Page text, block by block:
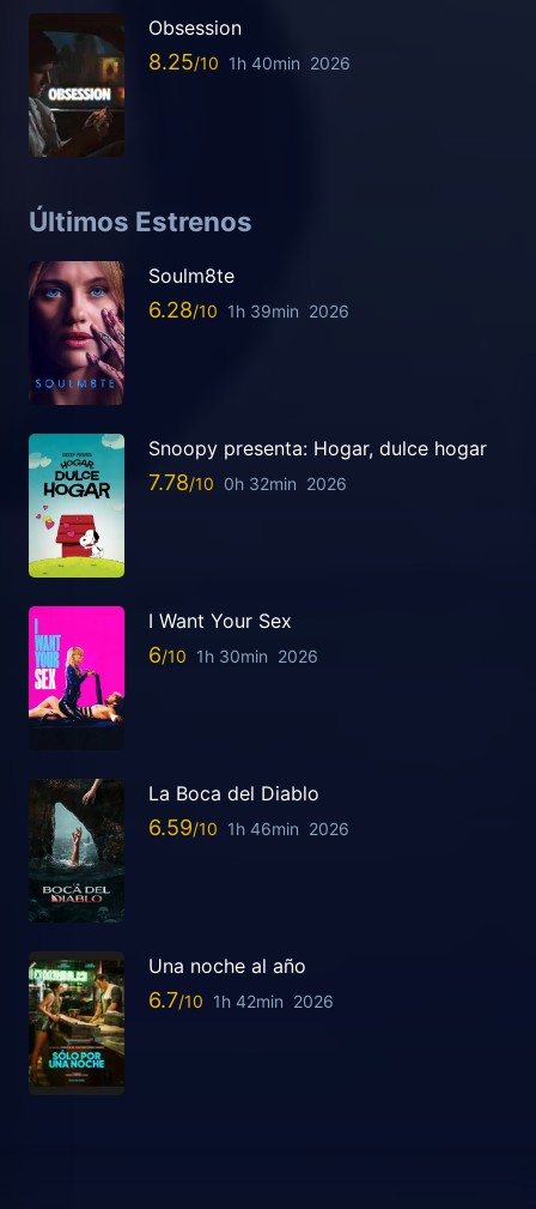
Obsession
8.25 1h 40min 2026
Últimos Estrenos
Soulm8te
6.28 1h 39min 2026
Snoopy presenta: Hogar, dulce hogar
7.78 0h 32min 2026
I Want Your Sex
6 1h 30min 2026
La Boca del Diablo
6.59 1h 46min 2026
Una noche al año
6.7 1h 42min 2026